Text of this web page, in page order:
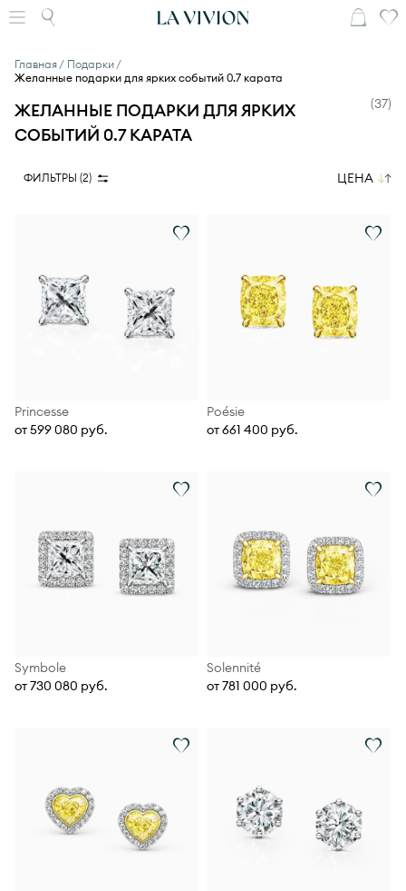
Главная
Подарки
Желанные подарки для ярких событий 0.7 карата
ЖЕЛАННЫЕ ПОДАРКИ ДЛЯ ЯРКИХ
СОБЫТИЙ 0.7 КАРАТА
(37)
ФИЛЬТРЫ (2) ЦЕНА
Princesse
от 599 080 руб.
Poésie
от 661 400 руб.
Symbole
от 730 080 руб.
Solennité
от 781 000 руб.